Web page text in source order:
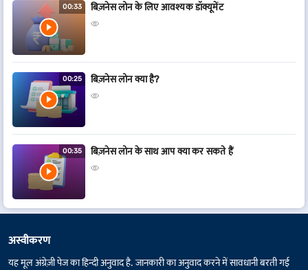
00:33 बिज़नेस लोन के लिए आवश्यक डॉक्यूमेंट
00:25 बिज़नेस लोन क्या है?
00:35 बिज़नेस लोन के साथ आप क्या कर सकते हैं
अस्वीकरण
यह मूल अंग्रेज़ी पेज का हिन्दी अनुवाद है. जानकारी का अनुवाद करने में सावधानी बरती गई